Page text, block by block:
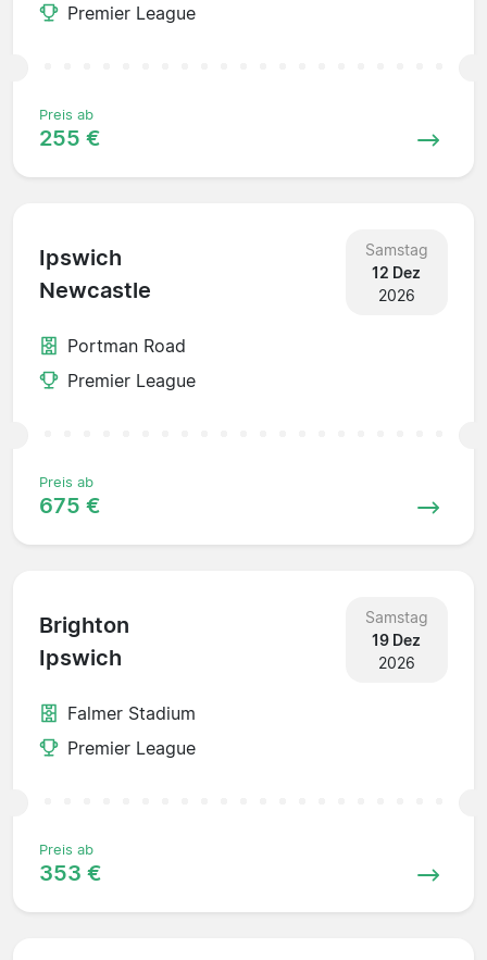
Premier League
Preis ab
255 €
Ipswich
Newcastle
Samstag
12 Dez
2026
Portman Road
Premier League
Preis ab
675 €
Brighton
Ipswich
Samstag
19 Dez
2026
Falmer Stadium
Premier League
Preis ab
353 €